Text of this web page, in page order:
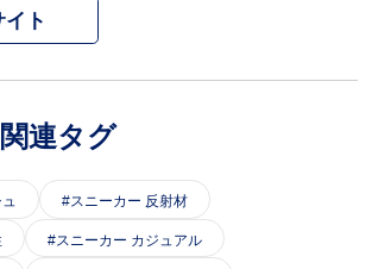
ト
連タグ
スニーカー 反射材
スニーカー カジュアル